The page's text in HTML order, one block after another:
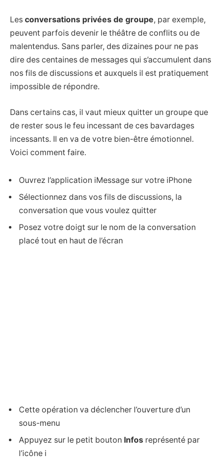
Les conversations privées de groupe, par exemple,
peuvent parfois devenir le théâtre de conflits ou de
malentendus. Sans parler, des dizaines pour ne pas
dire des centaines de messages qui s’accumulent dans
nos fils de discussions et auxquels il est pratiquement
impossible de répondre.
Dans certains cas, il vaut mieux quitter un groupe que
de rester sous le feu incessant de ces bavardages
incessants. Il en va de votre bien-être émotionnel.
Voici comment faire.
Ouvrez l’application iMessage sur votre iPhone
Sélectionnez dans vos fils de discussions, la
conversation que vous voulez quitter
Posez votre doigt sur le nom de la conversation
placé tout en haut de l’écran
Cette opération va déclencher l’ouverture d’un
sous-menu
Appuyez sur le petit bouton Infos représenté par
l’icône i